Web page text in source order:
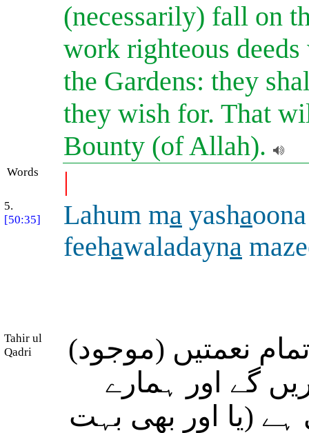
(necessarily) fall on
work righteous
the Gardens: they
they wish for. That
Bounty (of Allah).
Words |
5.
[50:35]
Lahum ma yashaoona
feehawaladayna
Tahir ul
Qadri
نعمتیں (موجود)
گے اور ہمارے
(یا اور بھی بہت